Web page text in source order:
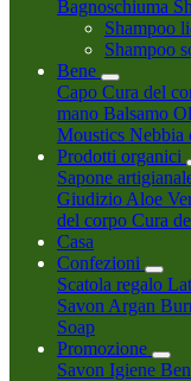
Bagnoschiuma
Shampoo
Shampoo
Bene
Capo Cura del
mano Balsamo
Moustics Nebbia
Prodotti organici
Sapone
Giudizio Aloe
del corpo Cura
Casa
Confezioni
Scatola regalo
Savon Argan
Soap
Promozione
Savon Igiene